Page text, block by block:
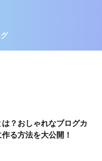
？おしゃれなブログカ
る方法を大公開！